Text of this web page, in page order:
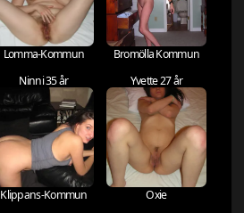
Lomma-Kommun
Bromölla Kommun
Ninni 35 år
Klippans-Kommun
Yvette 27 år
Oxie